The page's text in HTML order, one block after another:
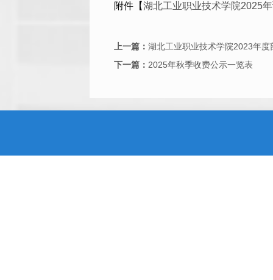
附件【湖北工业职业技术学院2025
上一篇： 湖北工业职业技术学院2023年度
下一篇： 2025年秋季收费公示一览表